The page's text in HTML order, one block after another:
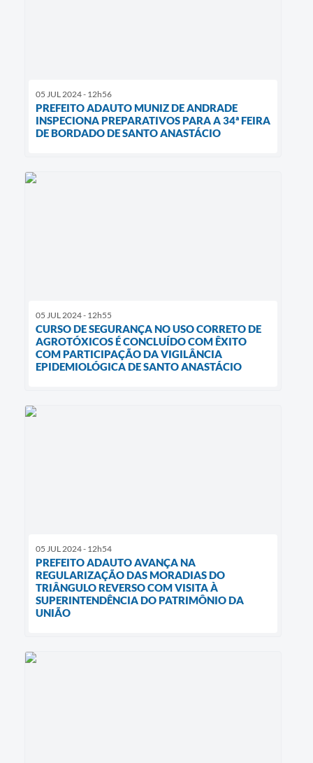
05 JUL 2024 - 12h56
PREFEITO ADAUTO MUNIZ DE ANDRADE
INSPECIONA PREPARATIVOS PARA A 34ª FEIRA
DE BORDADO DE SANTO ANASTÁCIO
05 JUL 2024 - 12h55
CURSO DE SEGURANÇA NO USO CORRETO DE
AGROTÓXICOS É CONCLUÍDO COM ÊXITO
COM PARTICIPAÇÃO DA VIGILÂNCIA
EPIDEMIOLÓGICA DE SANTO ANASTÁCIO
05 JUL 2024 - 12h54
PREFEITO ADAUTO AVANÇA NA
REGULARIZAÇÃO DAS MORADIAS DO
TRIÂNGULO REVERSO COM VISITA À
SUPERINTENDÊNCIA DO PATRIMÔNIO DA
UNIÃO